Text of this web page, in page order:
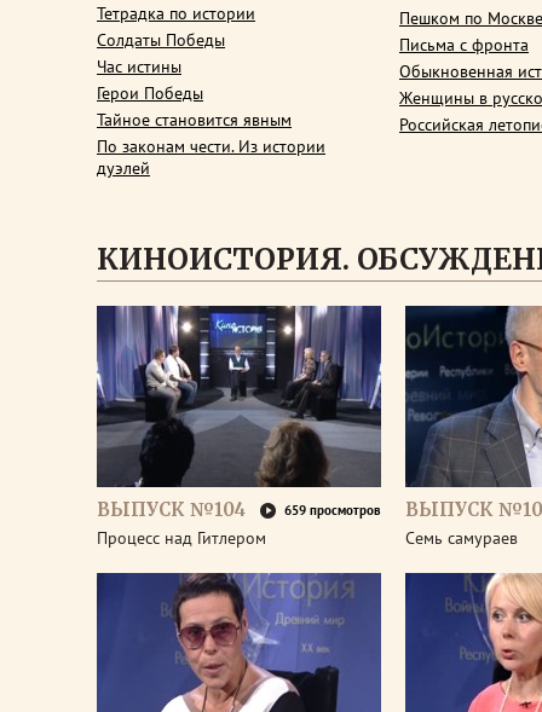
Тетрадка по истории
Солдаты Победы
Час истины
Герои Победы
Тайное становится явным
По законам чести. Из истории
дуэлей
Пешком по Москве
Письма с фронта
Обыкновенная
Женщины в
Российская
КИНОИСТОРИЯ.
ВЫПУСК №104 659 просмотров
Процесс над Гитлером
ВЫПУСК
Семь самураев